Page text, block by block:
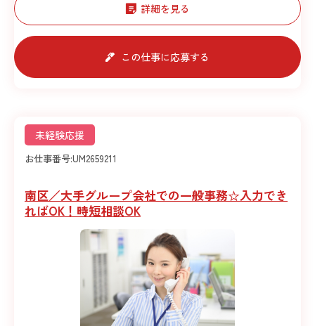
詳細を見る
この仕事に応募する
未経験応援
お仕事番号:UM2659211
南区／大手グループ会社での一般事務☆入力でき
ればOK！時短相談OK